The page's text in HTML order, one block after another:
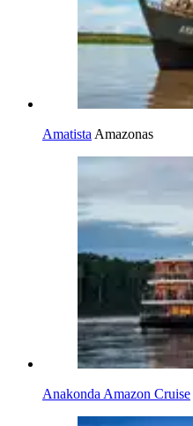
Amatista Amazonas
Anakonda Amazon Cruise